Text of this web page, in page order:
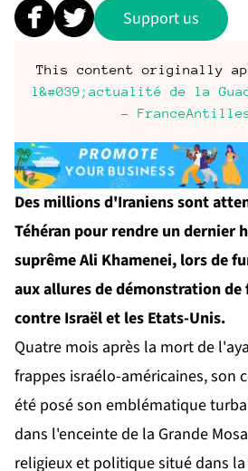
Support us
This content originally
l&#039;actualité de la
-
Des millions d'Iraniens sont
Téhéran pour rendre un dernier
suprême Ali Khamenei, lors de
aux allures de démonstration de
contre Israël et les Etats-Unis.
Quatre mois après la mort de
frappes israélo-américaines, son
été posé son emblématique
dans l'enceinte de la Grande
religieux et politique situé dans